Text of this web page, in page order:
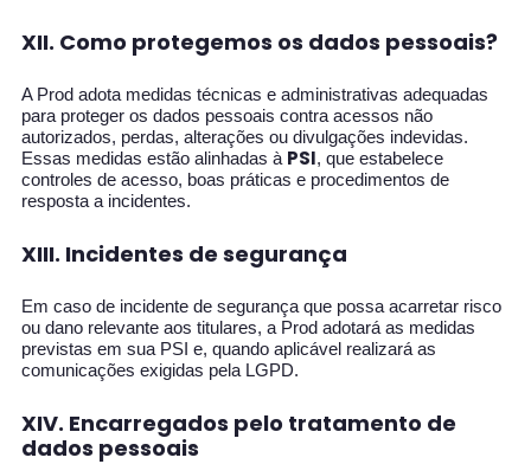
XII. Como protegemos os dados pessoais?
A Prod adota medidas técnicas e administrativas adequadas
para proteger os dados pessoais contra acessos não
autorizados, perdas, alterações ou divulgações indevidas.
Essas medidas estão alinhadas à PSI, que estabelece
controles de acesso, boas práticas e procedimentos de
resposta a incidentes.
XIII. Incidentes de segurança
Em caso de incidente de segurança que possa acarretar risco
ou dano relevante aos titulares, a Prod adotará as medidas
previstas em sua PSI e, quando aplicável realizará as
comunicações exigidas pela LGPD.
XIV. Encarregados pelo tratamento de
dados pessoais